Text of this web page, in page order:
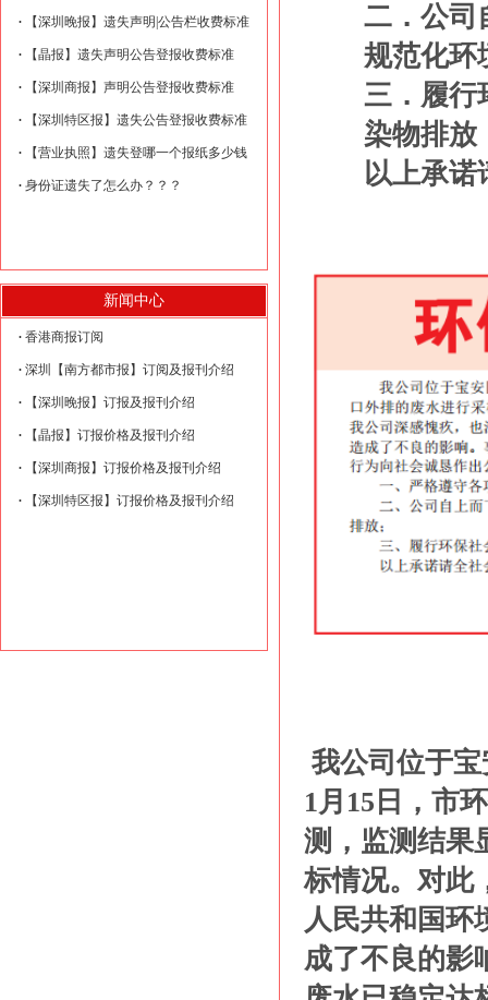
【深圳晚报】遗失声明|公告栏收费标准
【晶报】遗失声明公告登报收费标准
【深圳商报】声明公告登报收费标准
【深圳特区报】遗失公告登报收费标准
【营业执照】遗失登哪一个报纸多少钱
身份证遗失了怎么办？？？
新闻中心
香港商报订阅
深圳【南方都市报】订阅及报刊介绍
【深圳晚报】订报及报刊介绍
【晶报】订报价格及报刊介绍
【深圳商报】订报价格及报刊介绍
【深圳特区报】订报价格及报刊介绍
二．公司
规范化环
三．履行
染物排放
以上承诺
我公司位于
1月15日，市
测，监测结果
标情况。对此
人民共和国环
成了不良的影